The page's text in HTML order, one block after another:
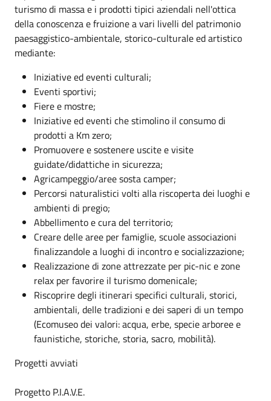
turismo di massa e i prodotti tipici aziendali nell'ottica
della conoscenza e fruizione a vari livelli del patrimonio
paesaggistico-ambientale, storico-culturale ed artistico
mediante:
Iniziative ed eventi culturali;
Eventi sportivi;
Fiere e mostre;
Iniziative ed eventi che stimolino il consumo di
prodotti a Km zero;
Promuovere e sostenere uscite e visite
guidate/didattiche in sicurezza;
Agricampeggio/aree sosta camper;
Percorsi naturalistici volti alla riscoperta dei luoghi e
ambienti di pregio;
Abbellimento e cura del territorio;
Creare delle aree per famiglie, scuole associazioni
finalizzandole a luoghi di incontro e socializzazione;
Realizzazione di zone attrezzate per pic-nic e zone
relax per favorire il turismo domenicale;
Riscoprire degli itinerari specifici culturali, storici,
ambientali, delle tradizioni e dei saperi di un tempo
(Ecomuseo dei valori: acqua, erbe, specie arboree e
faunistiche, storiche, storia, sacro, mobilità).
Progetti avviati
Progetto P.I.A.V.E.